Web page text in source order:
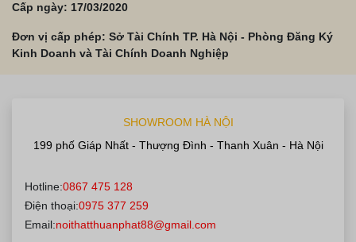
Cấp ngày: 17/03/2020
Đơn vị cấp phép: Sở Tài Chính TP. Hà Nội - Phòng Đăng Ký
Kinh Doanh và Tài Chính Doanh Nghiệp
SHOWROOM HÀ NỘI
199 phố Giáp Nhất - Thượng Đình - Thanh Xuân - Hà Nội
Hotline:0867 475 128
Điện thoại:0975 377 259
Email:noithatthuanphat88@gmail.com
Đăng ký khảo sát – Thiết
kế miễn phí